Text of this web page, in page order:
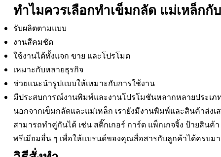
ทำไมควรเลือกทำเข็มกลัด แม่เหล็กกั
รับผลิตตามแบบ
งานสีคมชัด
ใช้งานได้ทั้งแจก ขาย และโปรโมต
เหมาะกับหลายธุรกิจ
ช่วยแนะนำรูปแบบให้เหมาะกับการใช้งาน
มีประสบการณ์งานพิมพ์และงานโปรโมชันหลากหลายประเภ
นอกจากเข็มกลัดและแม่เหล็ก เรายังมีงานพิมพ์และสินค้าส่งเ
สามารถทำคู่กันได้ เช่น สติ๊กเกอร์ การ์ด แพ็กเกจจิ้ง ป้ายสินค้
พรีเมียมอื่น ๆ เพื่อให้แบรนด์ของคุณสื่อสารกับลูกค้าได้ครบม